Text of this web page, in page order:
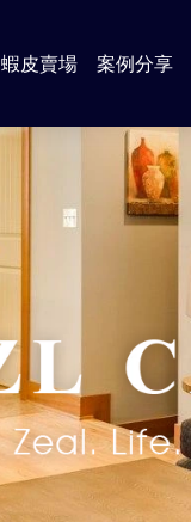
臥室系列（衣櫃 / 衣櫥）
客廳系列（電視櫃 / 茶几 / 邊几）
書房系列 （書桌）
沙發
廚房系列（餐櫃 / 電器櫃 / 中島櫃 / 收納櫃）
蝦皮賣場 案例分享